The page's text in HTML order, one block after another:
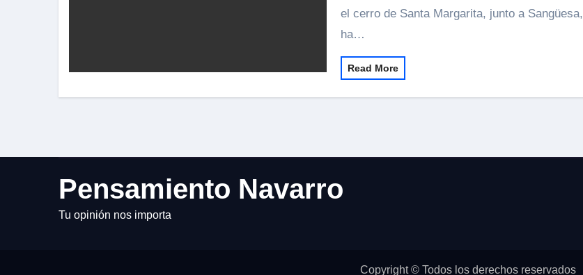
el cerro de Santa Margarita, junto a Sangüesa,
ha…
Read More
Pensamiento Navarro
Tu opinión nos importa
Copyright © Todos los derechos reservados